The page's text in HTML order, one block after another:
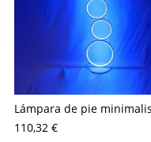
110,32 €